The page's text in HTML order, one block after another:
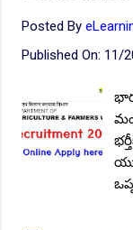
Posted By
Published On: 11/